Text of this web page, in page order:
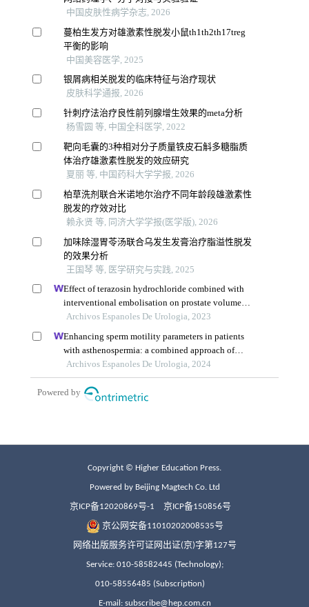
Copyright © Higher Education Press.
Powered by Beijing Magtech Co. Ltd
京ICP备12020869号-1 京ICP备150856号
京公网安备11010202008535号
网络出版服务许可证网出证(京)字第127号
Service: 010-58582445 (Technology);
010-58556485 (Subscription)
E-mail: subscribe@hep.com.cn